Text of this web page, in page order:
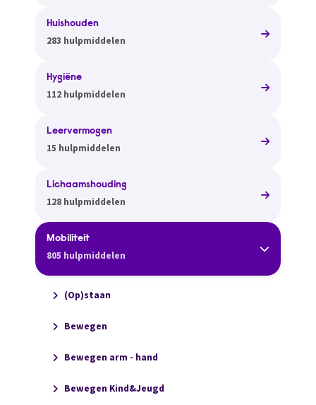
Huishouden
283 hulpmiddelen
Hygiëne
112 hulpmiddelen
Leervermogen
15 hulpmiddelen
Lichaamshouding
128 hulpmiddelen
Mobiliteit
805 hulpmiddelen
(Op)staan
Bewegen
Bewegen arm - hand
Bewegen Kind&Jeugd